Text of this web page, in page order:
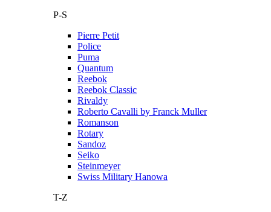
P-S
Pierre Petit
Police
Puma
Quantum
Reebok
Reebok Classic
Rivaldy
Roberto Cavalli by Franck Muller
Romanson
Rotary
Sandoz
Seiko
Steinmeyer
Swiss Military Hanowa
T-Z